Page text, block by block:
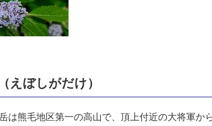
えぼしがだけ）
は熊毛地区第一の高山で、頂上付近の大将軍か